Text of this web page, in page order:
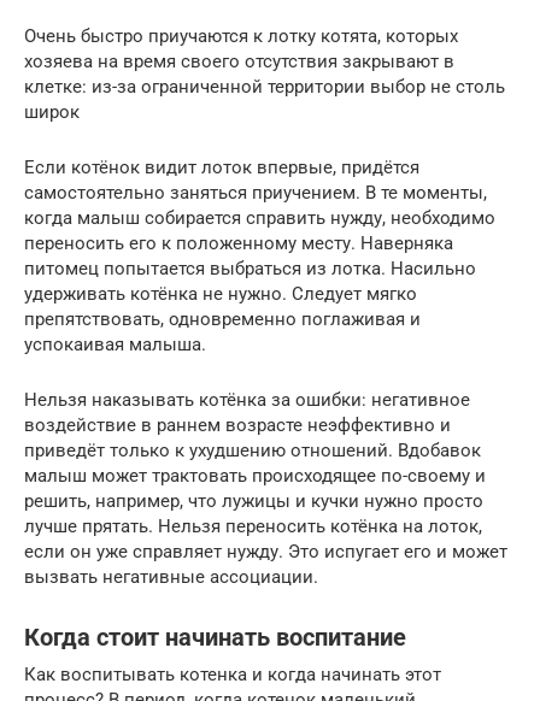
Очень быстро приучаются к лотку котята, которых
хозяева на время своего отсутствия закрывают в
клетке: из-за ограниченной территории выбор не столь
широк
Если котёнок видит лоток впервые, придётся
самостоятельно заняться приучением. В те моменты,
когда малыш собирается справить нужду, необходимо
переносить его к положенному месту. Наверняка
питомец попытается выбраться из лотка. Насильно
удерживать котёнка не нужно. Следует мягко
препятствовать, одновременно поглаживая и
успокаивая малыша.
Нельзя наказывать котёнка за ошибки: негативное
воздействие в раннем возрасте неэффективно и
приведёт только к ухудшению отношений. Вдобавок
малыш может трактовать происходящее по-своему и
решить, например, что лужицы и кучки нужно просто
лучше прятать. Нельзя переносить котёнка на лоток,
если он уже справляет нужду. Это испугает его и может
вызвать негативные ассоциации.
Когда стоит начинать воспитание
Как воспитывать котенка и когда начинать этот